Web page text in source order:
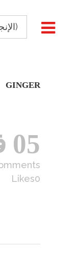
)
GINGER
05 فبراير
0
Likes